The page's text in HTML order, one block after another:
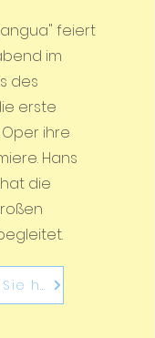
feiert
im
des
erste
ihre
Hans
die
lesen Sie hier